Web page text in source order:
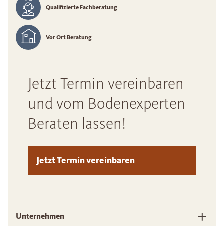
Qualifizierte Fachberatung
Vor Ort Beratung
Jetzt Termin vereinbaren
und vom Bodenexperten
Beraten lassen!
Jetzt Termin vereinbaren
Unternehmen